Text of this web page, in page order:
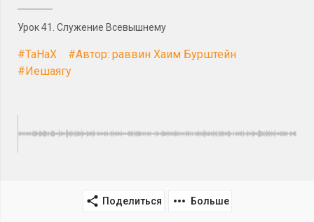
Урок 41. Служение Всевышнему
#ТаНаХ
#Автор: раввин Хаим Бурштейн
#Иешаягу
Поделиться Больше